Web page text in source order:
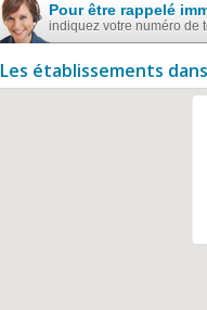
Pour être rappelé
indiquez votre numéro de
Les établissements